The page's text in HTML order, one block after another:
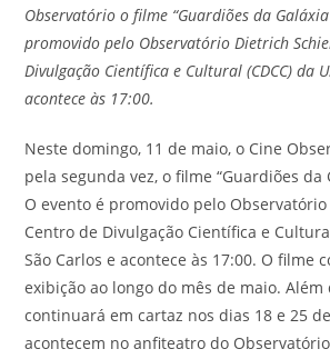
Observatório o filme “Guardiões da
promovido pelo Observatório Dietrich
Divulgação Científica e Cultural (CDCC) da
acontece às 17:00.
Neste domingo, 11 de maio, o Cine
pela segunda vez, o filme “Guardiões da
O evento é promovido pelo
Centro de Divulgação Científica e
São Carlos e acontece às 17:00. O filme
exibição ao longo do mês de maio. Além
continuará em cartaz nos dias 18 e 25
acontecem no anfiteatro do